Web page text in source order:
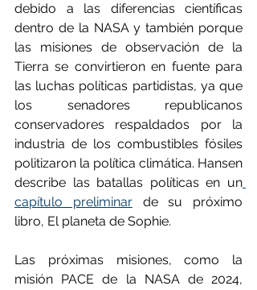
debido a las diferencias científicas
dentro de la NASA y también porque
las misiones de observación de la
Tierra se convirtieron en fuente para
las luchas políticas partidistas, ya que
los senadores republicanos
conservadores respaldados por la
industria de los combustibles fósiles
politizaron la política climática. Hansen
describe las batallas políticas en un
capítulo preliminar de su próximo
libro, El planeta de Sophie.
Las próximas misiones, como la
misión PACE de la NASA de 2024,